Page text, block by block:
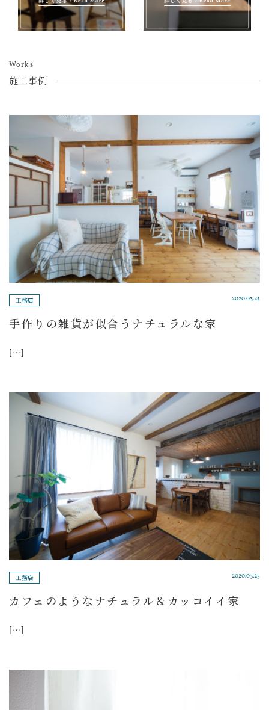
Works
施工事例
工務店 2020.03.25
手作りの雑貨が似合うナチュラルな家
[…]
工務店 2020.03.25
カフェのようなナチュラル＆カッコイイ家
[…]